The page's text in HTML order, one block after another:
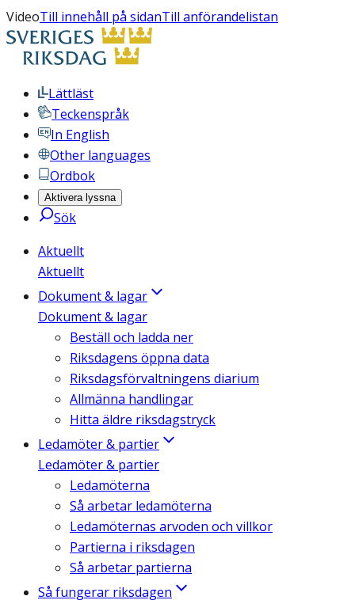
VideoTill innehåll på sidanTill anförandelistan
Lättläst
Teckenspråk
In English
Other languages
Ordbok
Aktivera lyssna
Sök
Aktuellt
Aktuellt
Dokument & lagar
Dokument & lagar
Beställ och ladda ner
Riksdagens öppna data
Riksdagsförvaltningens diarium
Allmänna handlingar
Hitta äldre riksdagstryck
Ledamöter & partier
Ledamöter & partier
Ledamöterna
Så arbetar ledamöterna
Ledamöternas arvoden och villkor
Partierna i riksdagen
Så arbetar partierna
Så fungerar riksdagen